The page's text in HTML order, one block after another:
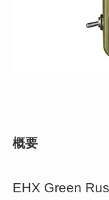
概要
EHX Green